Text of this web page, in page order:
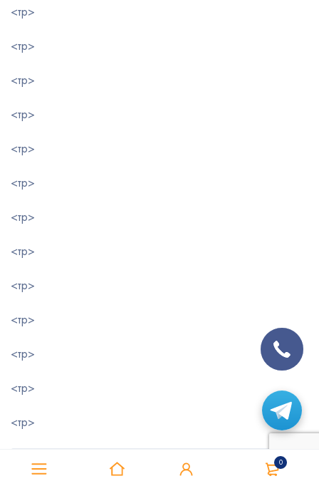
0
<тр>
<тр>
<тр>
<тр>
<тр>
<тр>
<тр>
<тр>
<тр>
<тр>
<тр>
<тр>
<тр>
Модель
SP-
CL-
SP-